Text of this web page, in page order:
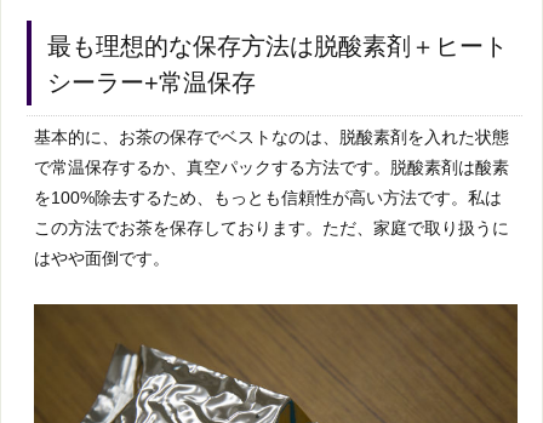
最も理想的な保存方法は脱酸素剤＋ヒート
シーラー+常温保存
基本的に、お茶の保存でベストなのは、脱酸素剤を入れた状態
で常温保存するか、真空パックする方法です。脱酸素剤は酸素
を100%除去するため、もっとも信頼性が高い方法です。私は
この方法でお茶を保存しております。ただ、家庭で取り扱うに
はやや面倒です。